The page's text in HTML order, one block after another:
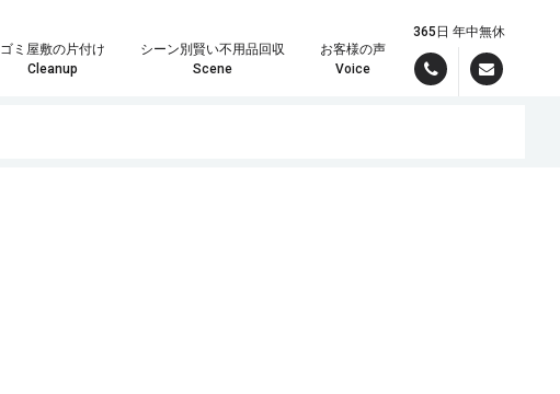
ゴミ屋敷の片付け
Cleanup
シーン別賢い不用品回収
Scene
お客様の声
Voice
365日 年中無休